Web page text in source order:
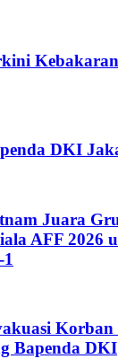
DKI
Juara
AFF 2026
Bapenda DKI